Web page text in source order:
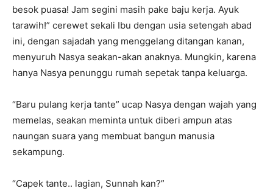
besok puasa! Jam segini masih pake baju kerja. Ayuk
tarawih!” cerewet sekali Ibu dengan usia setengah abad
ini, dengan sajadah yang menggelang ditangan kanan,
menyuruh Nasya seakan-akan anaknya. Mungkin, karena
hanya Nasya penunggu rumah sepetak tanpa keluarga.
“Baru pulang kerja tante” ucap Nasya dengan wajah yang
memelas, seakan meminta untuk diberi ampun atas
naungan suara yang membuat bangun manusia
sekampung.
“Capek tante.. lagian, Sunnah kan?”